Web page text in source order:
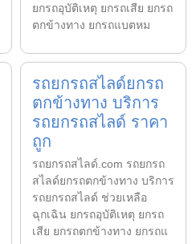
ยกรถอุบัติเหตุ ยกรถเสีย ยกรถ
ตกข้างทาง ยกรถแบตหม
รถยกรถสไลด์ยกรถ
ตกข้างทาง บริการ
รถยกรถสไลด์ ราคา
ถูก
รถยกรถสไลด์.com รถยกรถ
สไลด์ยกรถตกข้างทาง บริการ
รถยกรถสไลด์ ช่วยเหลือ
ฉุกเฉิน ยกรถอุบัติเหตุ ยกรถ
เสีย ยกรถตกข้างทาง ยกรถแ